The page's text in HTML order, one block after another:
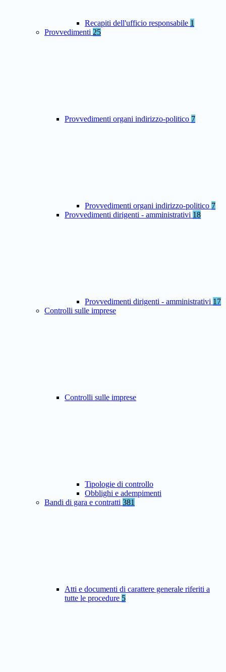
Recapiti dell'ufficio responsabile 1
Provvedimenti 25
Provvedimenti organi indirizzo-politico 7
Provvedimenti organi indirizzo-politico 7
Provvedimenti dirigenti - amministrativi 18
Provvedimenti dirigenti - amministrativi 17
Controlli sulle imprese
Controlli sulle imprese
Tipologie di controllo
Obblighi e adempimenti
Bandi di gara e contratti 381
Atti e documenti di carattere generale riferiti a
tutte le procedure 5